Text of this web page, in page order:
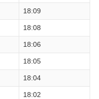
18:09
18:08
18:06
18:05
18:04
18:02